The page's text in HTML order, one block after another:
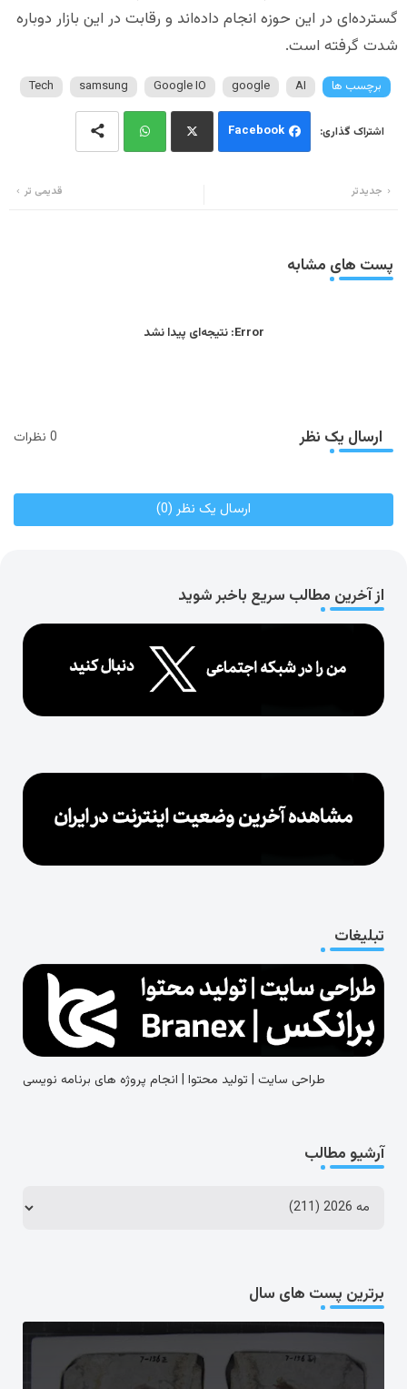
گسترده‌ای در این حوزه انجام داده‌اند و رقابت در این بازار دوباره
شدت گرفته است.
برچسب ها AI
google
Google IO
samsung
Tech
Facebook
جدیدتر قدیمی تر
پست های مشابه
Error: نتیجه‌ای پیدا نشد
ارسال یک نظر 0 نظرات
ارسال یک نظر (0)
از آخرین مطالب سریع باخبر شوید
تبلیغات
طراحی سایت | تولید محتوا | انجام پروژه های برنامه نویسی
آرشیو مطالب
برترین پست های سال